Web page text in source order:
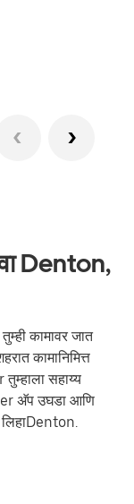
Denton,
कामावर जात
कामानिमित्त
सहाय्य
अ‍ॅप उघडा आणि